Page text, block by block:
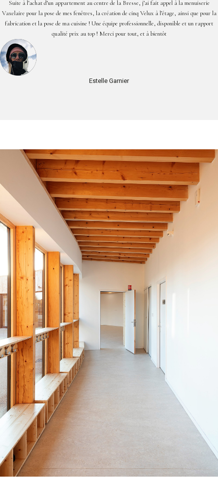
Suite à l’achat d’un appartement au centre de la Bresse, j’ai fait appel à la menuiserie
Vaxelaire pour la pose de mes fenêtres, la création de cinq Velux à l’étage, ainsi que pour la
fabrication et la pose de ma cuisine ! Une équipe professionnelle, disponible et un rapport
qualité prix au top ! Merci pour tout, et à bientôt
Estelle Garnier